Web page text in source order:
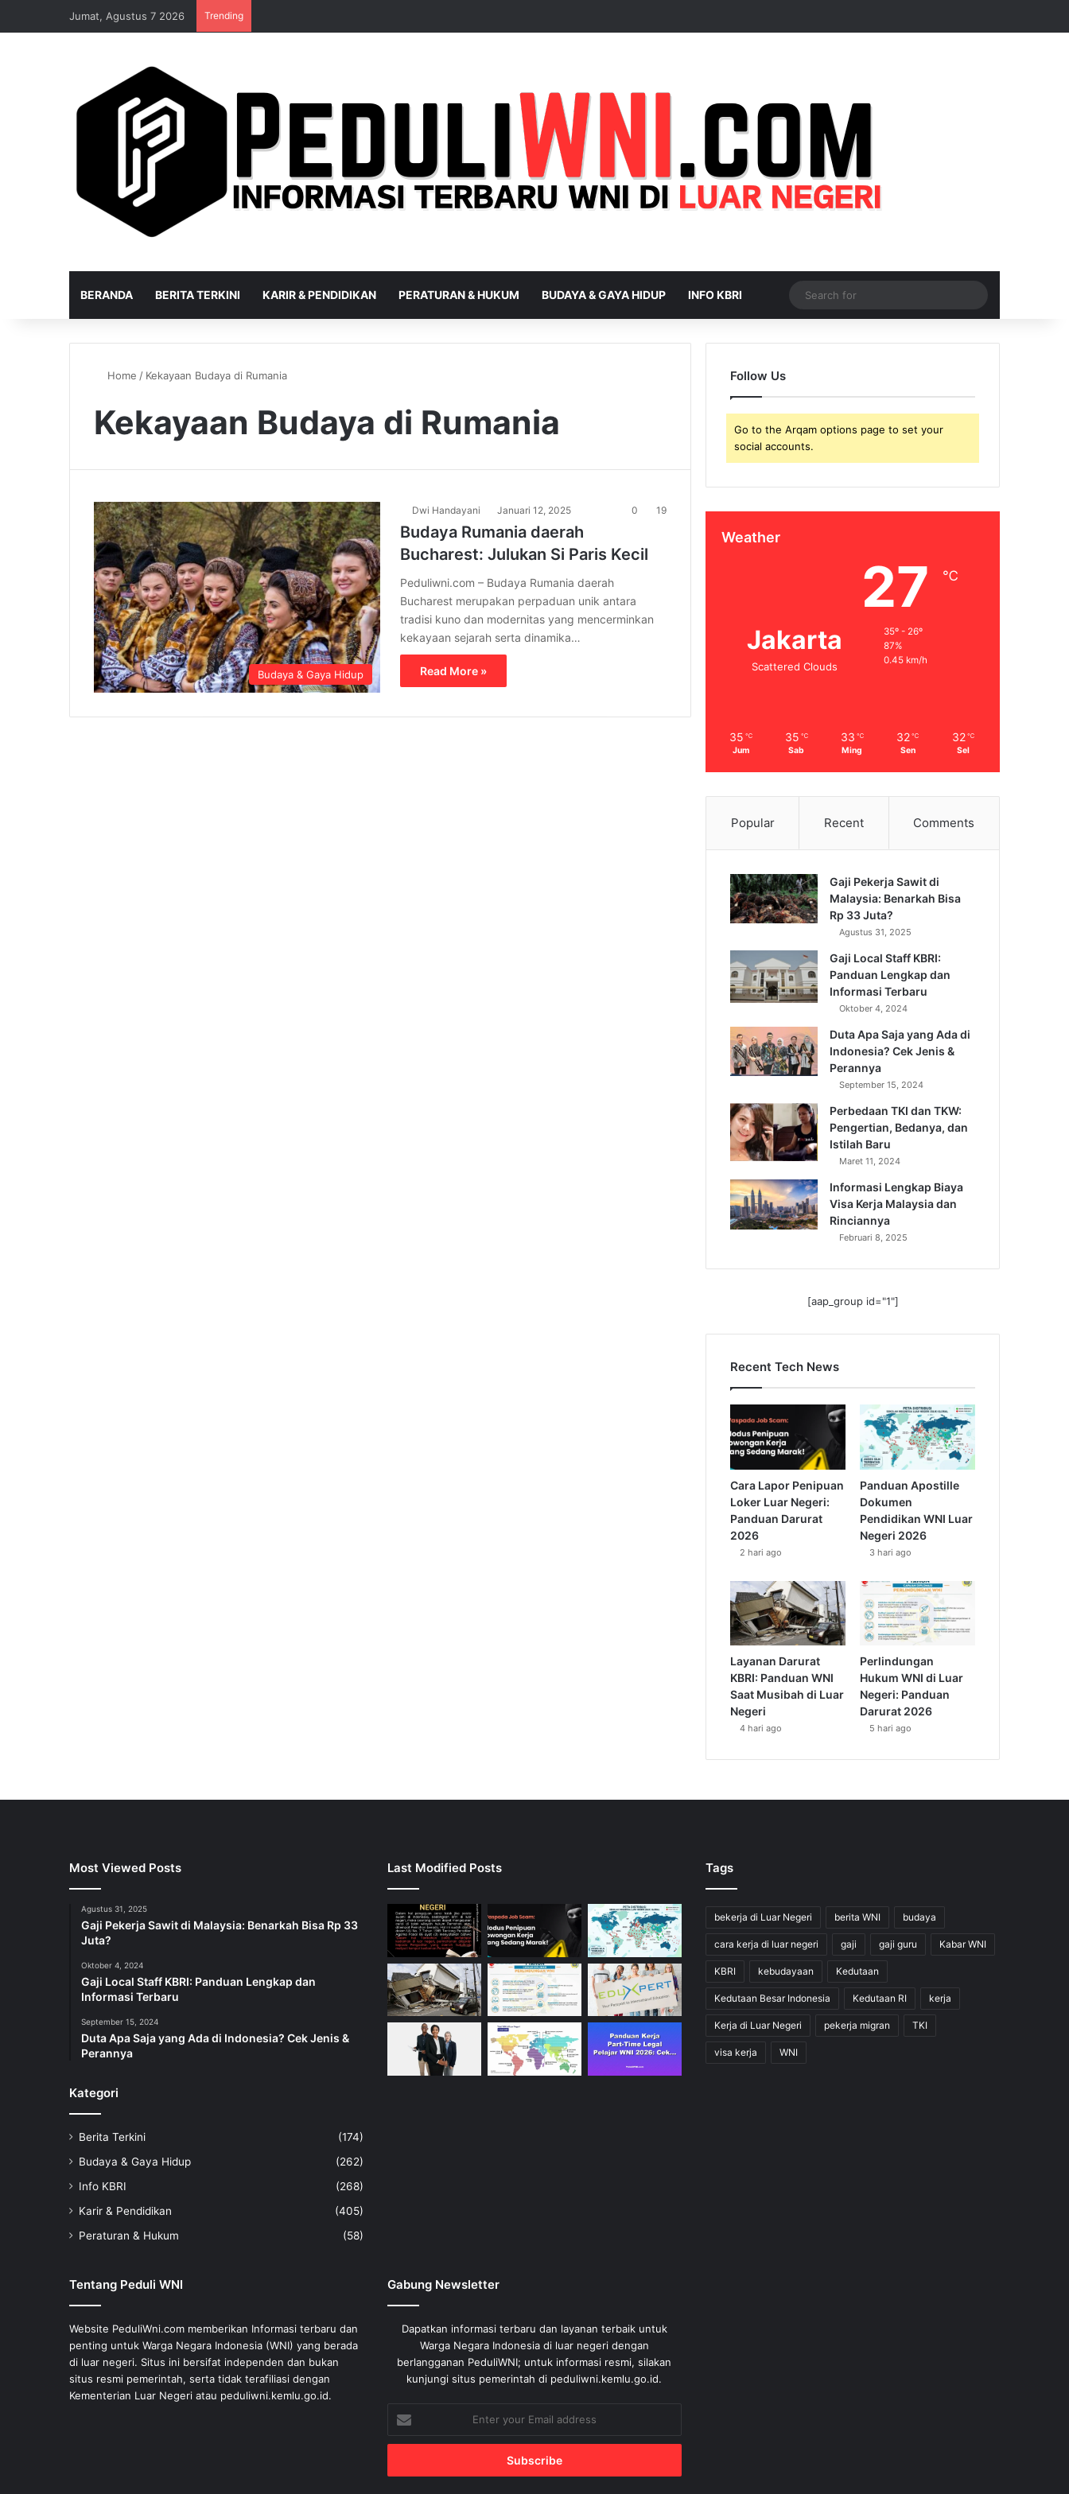
Jumat, Agustus 7 2026 Trending
BERANDA BERITA TERKINI KARIR & PENDIDIKAN PERATURAN & HUKUM BUDAYA & GAYA HIDUP INFO KBRI
for
Home / Kekayaan Budaya di Rumania
Kekayaan Budaya di Rumania
Budaya & Gaya Hidup
Dwi Handayani Januari 12, 2025 0 19
Budaya Rumania daerah
Bucharest: Julukan Si Paris Kecil
Peduliwni.com – Budaya Rumania daerah
Bucharest merupakan perpaduan unik antara
tradisi kuno dan modernitas yang mencerminkan
kekayaan sejarah serta dinamika…
Read More »
Follow Us
Go to the Arqam options page to set your
social accounts.
Weather
Jakarta
Scattered Clouds
27 ℃
35º - 26º
87%
0.45 km/h
35 ℃
Jum
35 ℃
Sab
33 ℃
Ming
32 ℃
Sen
32 ℃
Sel
Popular Recent Comments
Gaji Pekerja Sawit di
Malaysia: Benarkah Bisa
Rp 33 Juta?
Agustus 31, 2025
Gaji Local Staff KBRI:
Panduan Lengkap dan
Informasi Terbaru
Oktober 4, 2024
Duta Apa Saja yang Ada di
Indonesia? Cek Jenis &
Perannya
September 15, 2024
Perbedaan TKI dan TKW:
Pengertian, Bedanya, dan
Istilah Baru
Maret 11, 2024
Informasi Lengkap Biaya
Visa Kerja Malaysia dan
Rinciannya
Februari 8, 2025
[aap_group id="1"]
Recent Tech News
Cara Lapor Penipuan
Loker Luar Negeri:
Panduan Darurat
2026
2 hari ago
Panduan Apostille
Dokumen
Pendidikan WNI Luar
Negeri 2026
3 hari ago
Layanan Darurat
KBRI: Panduan WNI
Saat Musibah di Luar
Negeri
4 hari ago
Perlindungan
Hukum WNI di Luar
Negeri: Panduan
Darurat 2026
5 hari ago
Most Viewed Posts
Agustus 31, 2025
Gaji Pekerja Sawit di Malaysia: Benarkah Bisa Rp 33
Juta?
Oktober 4, 2024
Gaji Local Staff KBRI: Panduan Lengkap dan
Informasi Terbaru
September 15, 2024
Duta Apa Saja yang Ada di Indonesia? Cek Jenis &
Perannya
Kategori
Berita Terkini
(174)
Budaya & Gaya Hidup
(262)
Info KBRI
(268)
Karir & Pendidikan
(405)
Peraturan & Hukum
(58)
Last Modified Posts Tags
bekerja di Luar Negeri berita WNI budaya
cara kerja di luar negeri gaji gaji guru Kabar WNI
KBRI kebudayaan Kedutaan
Kedutaan Besar Indonesia Kedutaan RI kerja
Kerja di Luar Negeri pekerja migran TKI
visa kerja WNI
Tentang Peduli WNI
Website PeduliWni.com memberikan Informasi terbaru dan
penting untuk Warga Negara Indonesia (WNI) yang berada
di luar negeri. Situs ini bersifat independen dan bukan
situs resmi pemerintah, serta tidak terafiliasi dengan
Kementerian Luar Negeri atau peduliwni.kemlu.go.id.
Gabung Newsletter
Dapatkan informasi terbaru dan layanan terbaik untuk
Warga Negara Indonesia di luar negeri dengan
berlangganan PeduliWNI; untuk informasi resmi, silakan
kunjungi situs pemerintah di peduliwni.kemlu.go.id.
Enter
your
Email